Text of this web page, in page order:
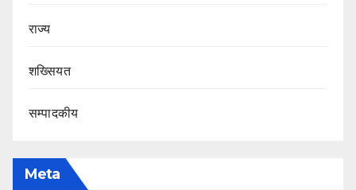
राज्य
शख्सियत
सम्पादकीय
Meta